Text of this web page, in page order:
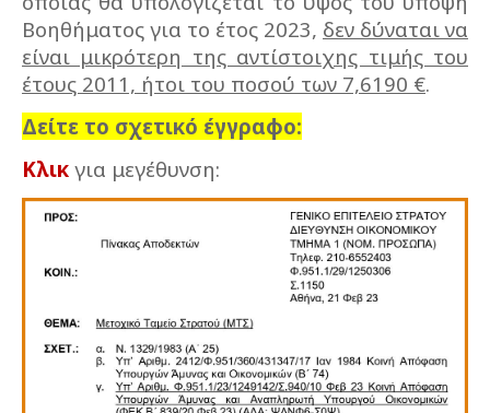
Βοηθήματος για το έτος 2023, δεν δύναται να
είναι μικρότερη της αντίστοιχης τιμής του
έτους 2011, ήτοι του ποσού των 7,6190 €.
Δείτε το σχετικό έγγραφο:
Κλικ για μεγέθυνση: